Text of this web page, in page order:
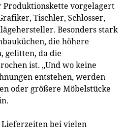
vorgelagert
Tischler, Schlosser,
Besonders stark
die höhere
gelitten, da die
ist. „Und wo keine
entstehen, werden
oder größere Möbelstücke
Lieferzeiten bei vielen